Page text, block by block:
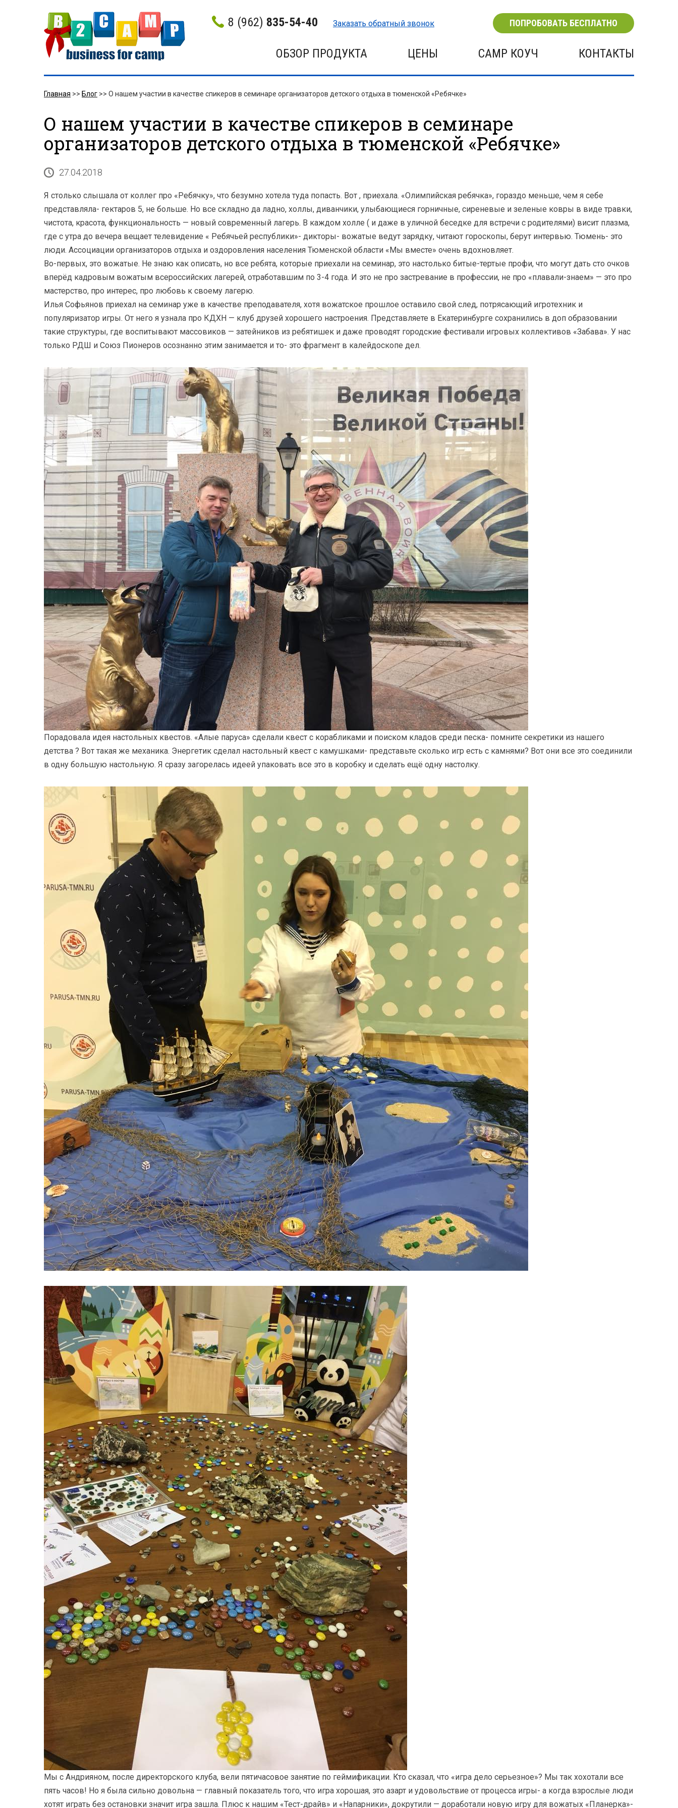
8 (962) 835-54-40 Заказать обратный звонок ПОПРОБОВАТЬ БЕСПЛАТНО
ОБЗОР ПРОДУКТА ЦЕНЫ CAMP КОУЧ КОНТАКТЫ
Главная >> Блог >> О нашем участии в качестве спикеров в семинаре организаторов детского отдыха в тюменской «Ребячке»
О нашем участии в качестве спикеров в семинаре
организаторов детского отдыха в тюменской «Ребячке»
27.04.2018
Я столько слышала от коллег про «Ребячку», что безумно хотела туда попасть. Вот , приехала. «Олимпийская ребячка», гораздо меньше, чем я себе
представляла- гектаров 5, не больше. Но все складно да ладно, холлы, диванчики, улыбающиеся горничные, сиреневые и зеленые ковры в виде травки,
чистота, красота, функциональность — новый современный лагерь. В каждом холле ( и даже в уличной беседке для встречи с родителями) висит плазма,
где с утра до вечера вещает телевидение « Ребячьей республики»- дикторы- вожатые ведут зарядку, читают гороскопы, берут интервью. Тюмень- это
люди. Ассоциации организаторов отдыха и оздоровления населения Тюменской области «Мы вместе» очень вдохновляет.
Во-первых, это вожатые. Не знаю как описать, но все ребята, которые приехали на семинар, это настолько битые-тертые профи, что могут дать сто очков
вперёд кадровым вожатым всероссийских лагерей, отработавшим по 3-4 года. И это не про застревание в профессии, не про «плавали-знаем» — это про
мастерство, про интерес, про любовь к своему лагерю.
Илья Софьянов приехал на семинар уже в качестве преподавателя, хотя вожатское прошлое оставило свой след, потрясающий игротехник и
популяризатор игры. От него я узнала про КДХН — клуб друзей хорошего настроения. Представляете в Екатеринбурге сохранились в доп образовании
такие структуры, где воспитывают массовиков — затейников из ребятишек и даже проводят городские фестивали игровых коллективов «Забава». У нас
только РДШ и Союз Пионеров осознанно этим занимается и то- это фрагмент в калейдоскопе дел.
Порадовала идея настольных квестов. «Алые паруса» сделали квест с корабликами и поиском кладов среди песка- помните секретики из нашего
детства ? Вот такая же механика. Энергетик сделал настольный квест с камушками- представьте сколько игр есть с камнями? Вот они все это соединили
в одну большую настольную. Я сразу загорелась идеей упаковать все это в коробку и сделать ещё одну настолку.
Мы с Андрияном, после директорского клуба, вели пятичасовое занятие по геймификации. Кто сказал, что «игра дело серьезное»? Мы так хохотали все
пять часов! Но я была сильно довольна — главный показатель того, что игра хорошая, это азарт и удовольствие от процесса игры- а когда взрослые люди
хотят играть без остановки значит игра зашла. Плюс к нашим «Тест-драйв» и «Напарники», докрутили — доработали новую игру для вожатых «Планерка»-